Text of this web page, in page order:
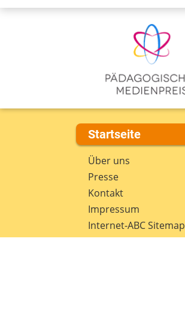
Startseite
Über uns
Presse
Kontakt
Impressum
Internet-ABC Sitemap
Barrierefreiheit